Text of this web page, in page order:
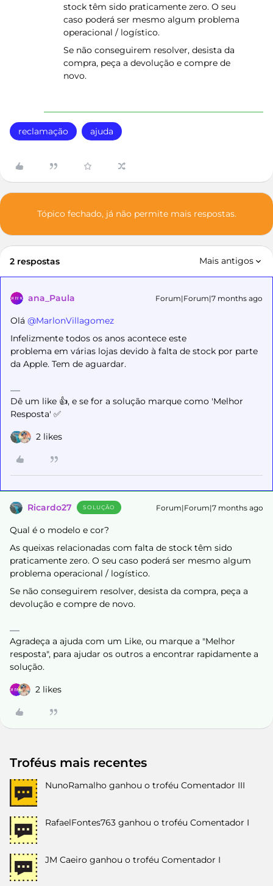
stock têm sido praticamente zero. O seu
caso poderá ser mesmo algum problema
operacional / logístico.
Se não conseguirem resolver, desista da
compra, peça a devolução e compre de
novo.
reclamação ajuda
Tópico fechado, já não permite mais respostas.
2 respostas Mais antigos
ana_Paula Forum|Forum|7 months ago
Olá ​ @MarlonVillagomez
Infelizmente todos os anos acontece este
problema em várias lojas devido à falta de stock por parte
da Apple. Tem de aguardar.
Dê um like 👍, e se for a solução marque como 'Melhor
Resposta' ✅
2 likes
Ricardo27 SOLUÇÃO Forum|Forum|7 months ago
Qual é o modelo e cor?
As queixas relacionadas com falta de stock têm sido
praticamente zero. O seu caso poderá ser mesmo algum
problema operacional / logístico.
Se não conseguirem resolver, desista da compra, peça a
devolução e compre de novo.
Agradeça a ajuda com um Like, ou marque a "Melhor
resposta", para ajudar os outros a encontrar rapidamente a
solução.
2 likes
Troféus mais recentes
NunoRamalho ganhou o troféu Comentador III
RafaelFontes763 ganhou o troféu Comentador I
JM Caeiro ganhou o troféu Comentador I